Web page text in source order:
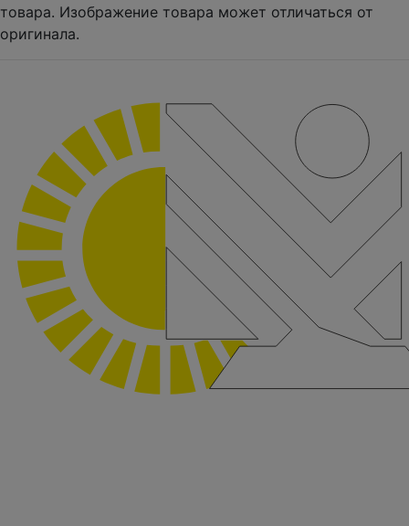
товара. Изображение товара может отличаться от
оригинала.